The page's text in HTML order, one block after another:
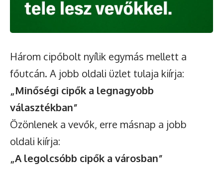
Három cipőbolt nyílik egymás mellett a
főutcán. A jobb oldali üzlet tulaja kiírja:
„Minőségi cipők a legnagyobb
választékban”
Özönlenek a vevők, erre másnap a jobb
oldali kiírja:
„A legolcsóbb cipők a városban”